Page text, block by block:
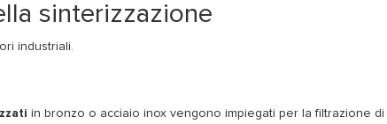
sinterizzazione
industriali.
in bronzo o acciaio inox vengono impiegati per la filtrazione